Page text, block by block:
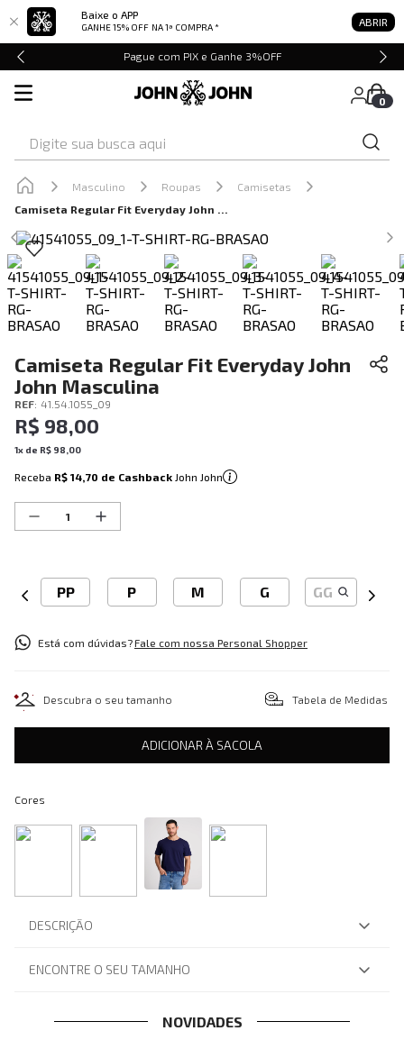
Baixe o APP
GANHE 15% OFF NA 1ª COMPRA * ABRIR
Pague com PIX e Ganhe 3%OFF
0
Masculino Roupas
Camisetas
Camiseta Regular Fit Everyday John John Masculina
Camiseta Regular Fit Everyday John
John Masculina
REF: 41.54.1055_09
R$ 98,00
1x de R$ 98 00
Receba R$ 14,70 de Cashback John John
PP P M G GG
Está com dúvidas?Fale com nossa Personal Shopper
Descubra o seu tamanho Tabela de Medidas
ADICIONAR À SACOLA
Cores
DESCRIÇÃO
ENCONTRE O SEU TAMANHO
NOVIDADES